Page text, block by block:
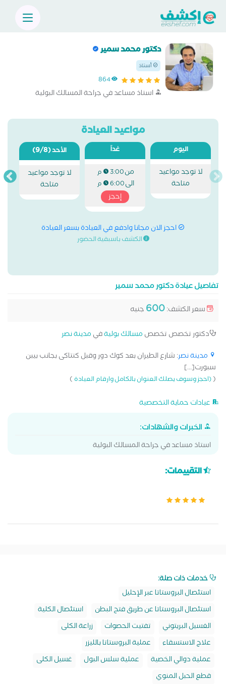
دكتور محمد سمير
أستاذ
864
استاذ مساعد في جراحة المسالك البولية
مواعيد العيادة
اليوم
لا توجد مواعيد
متاحة
غداً
من3:00 م
الى6:00 م
إحجز
الأحد(9/8)
لا توجد مواعيد
متاحة
احجز الان مجانا وادفع في العيادة بسعر العيادة
الكشف باسبقية الحضور
تفاصيل عيادة دكتور محمد سمير
سعر الكشف:600 جنيه
دكتور تخصص تخصص مسالك بوليةفي مدينة نصر
مدينة نصر: شارع الطيران بعد كوك دور وقبل كنتاكى بجانب بيبن
سبورت[...]
((احجز وسوف يصلك العنوان بالكامل وارقام العيادة)
عيادات حماية التخصصية
الخبرات والشهادات:
استاذ مساعد في جراحة المسالك البولية
التقييمات:
خدمات ذات صلة:
استئصال البروستاتا عبر الإحليل
استئصال البروستاتا عن طريق فتح البطن
استئصال الكلية
الغسيل البريتوني
تفتيت الحصوات
زراعة الكلى
علاج الاستسقاء
عملية البروستاتا بالليزر
عملية دوالي الخصية
عملية سلس البول
غسيل الكلى
قطع الحبل المنوي